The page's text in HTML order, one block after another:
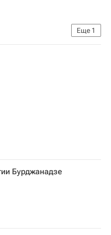
Еще 1
Освобождение судна Hansa Stavanger с россиянами на борту
Бурджанадзе